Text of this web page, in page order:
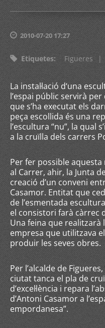
2010-07-20 17:27
Etiquetes: Figueres |
La instal·lació d‘una
l’espai públic servirà
que s’ha executat els
peça escollida és una
l’escultura “nu”, la qual
a la cruïlla dels carrers
Per fer possible
al Carrer, ahir, la Junta
creació d’un conveni
Casamor. Entitat que
de l’esmentada
el consistori farà càrrec
Una feina que realitzarà
empresa que utilitzava
produir les seves obres.
Per l’alcalde de
ciutat tanca el pla de
d’excel·lència i repara
d’Antoni Casamor a
empordanesa”.